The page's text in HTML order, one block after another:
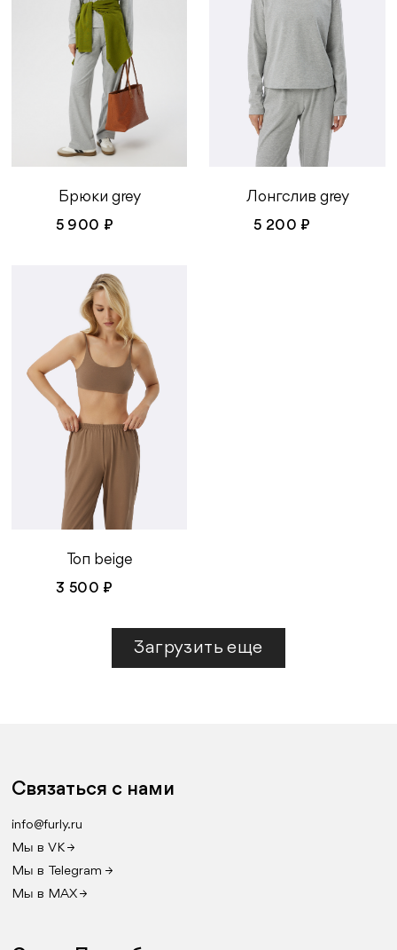
Брюки grey
5 900 ₽
Лонгслив grey
5 200 ₽
Топ beige
3 500 ₽
Загрузить еще
Связаться с нами
info@furly.ru
Мы в VK →
Мы в Telegram →
Мы в MAX →